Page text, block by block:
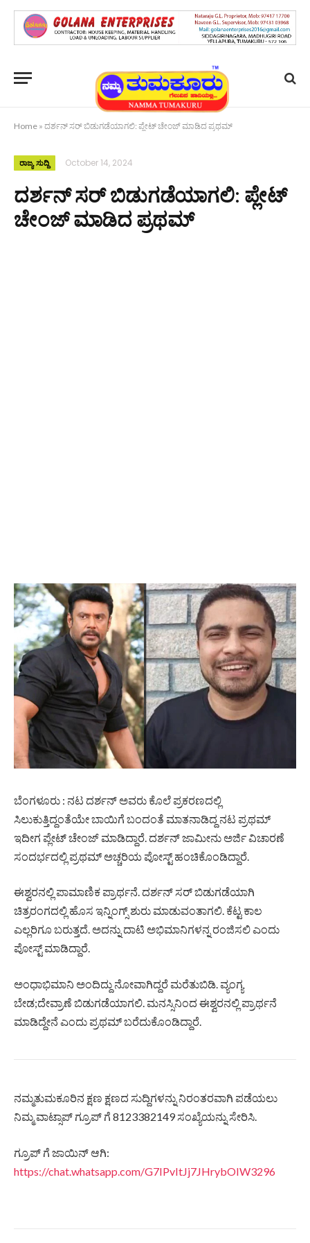
Home » ದರ್ಶನ್ ಸರ್ ಬಿಡುಗಡೆಯಾಗಲಿ: ಪ್ಲೇಟ್ ಚೇಂಜ್ ಮಾಡಿದ ಪ್ರಥಮ್
ರಾಜ್ಯ ಸುದ್ದಿ October 14, 2024
ದರ್ಶನ್ ಸರ್ ಬಿಡುಗಡೆಯಾಗಲಿ: ಪ್ಲೇಟ್
ಚೇಂಜ್ ಮಾಡಿದ ಪ್ರಥಮ್
ಬೆಂಗಳೂರು : ನಟ ದರ್ಶನ್ ಅವರು ಕೊಲೆ ಪ್ರಕರಣದಲ್ಲಿ
ಸಿಲುಕುತ್ತಿದ್ದಂತೆಯೇ ಬಾಯಿಗೆ ಬಂದಂತೆ ಮಾತನಾಡಿದ್ದ ನಟ ಪ್ರಥಮ್
ಇದೀಗ ಪ್ಲೇಟ್ ಚೇಂಜ್ ಮಾಡಿದ್ದಾರೆ. ದರ್ಶನ್ ಜಾಮೀನು ಅರ್ಜಿ ವಿಚಾರಣೆ
ಸಂದರ್ಭದಲ್ಲಿ ಪ್ರಥಮ್ ಅಚ್ಚರಿಯ ಪೋಸ್ಟ್ ಹಂಚಿಕೊಂಡಿದ್ದಾರೆ.
ಈಶ್ವರನಲ್ಲಿ ಪಾಮಾಣಿಕ ಪ್ರಾರ್ಥನೆ. ದರ್ಶನ್ ಸರ್ ಬಿಡುಗಡೆಯಾಗಿ
ಚಿತ್ರರಂಗದಲ್ಲಿ ಹೊಸ ಇನ್ನಿಂಗ್ಸ್ ಶುರು ಮಾಡುವಂತಾಗಲಿ. ಕೆಟ್ಟ ಕಾಲ
ಎಲ್ಲರಿಗೂ ಬರುತ್ತದೆ. ಅದನ್ನು ದಾಟಿ ಅಭಿಮಾನಿಗಳನ್ನ ರಂಜಿಸಲಿ ಎಂದು
ಪೋಸ್ಟ್ ಮಾಡಿದ್ದಾರೆ.
ಅಂಧಾಭಿಮಾನಿ ಅಂದಿದ್ದು ನೋವಾಗಿದ್ದರೆ ಮರೆತುಬಿಡಿ. ವ್ಯಂಗ್ಯ
ಬೇಡ;ದೇವ್ರಾಣೆ ಬಿಡುಗಡೆಯಾಗಲಿ. ಮನಸ್ಸಿನಿಂದ ಈಶ್ವರನಲ್ಲಿ ಪ್ರಾರ್ಥನೆ
ಮಾಡಿದ್ದೇನೆ ಎಂದು ಪ್ರಥಮ್ ಬರೆದುಕೊಂಡಿದ್ದಾರೆ.
ನಮ್ಮತುಮಕೂರಿನ ಕ್ಷಣ ಕ್ಷಣದ ಸುದ್ದಿಗಳನ್ನು ನಿರಂತರವಾಗಿ ಪಡೆಯಲು
ನಿಮ್ಮ ವಾಟ್ಸಾಪ್ ಗ್ರೂಪ್ ಗೆ 8123382149 ಸಂಖ್ಯೆಯನ್ನು ಸೇರಿಸಿ.
ಗ್ರೂಪ್ ಗೆ ಜಾಯಿನ್ ಆಗಿ:
https://chat.whatsapp.com/G7IPvItJj7JHrybOIW3296